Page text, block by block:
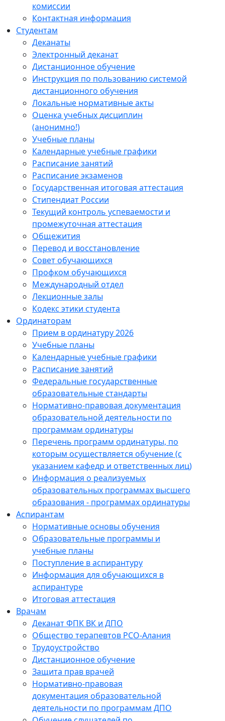
комиссии
Контактная информация
Студентам
Деканаты
Электронный деканат
Дистанционное обучение
Инструкция по пользованию системой
дистанционного обучения
Локальные нормативные акты
Оценка учебных дисциплин
(анонимно!)
Учебные планы
Календарные учебные графики
Расписание занятий
Расписание экзаменов
Государственная итоговая аттестация
Стипендиат России
Текущий контроль успеваемости и
промежуточная аттестация
Общежития
Перевод и восстановление
Совет обучающихся
Профком обучающихся
Международный отдел
Лекционные залы
Кодекс этики студента
Ординаторам
Прием в ординатуру 2026
Учебные планы
Календарные учебные графики
Расписание занятий
Федеральные государственные
образовательные стандарты
Нормативно-правовая документация
образовательной деятельности по
программам ординатуры
Перечень программ ординатуры, по
которым осуществляется обучение (с
указанием кафедр и ответственных лиц)
Информация о реализуемых
образовательных программах высшего
образования - программах ординатуры
Аспирантам
Нормативные основы обучения
Образовательные программы и
учебные планы
Поступление в аспирантуру
Информация для обучающихся в
аспирантуре
Итоговая аттестация
Врачам
Деканат ФПК ВК и ДПО
Общество терапевтов РСО-Алания
Трудоустройство
Дистанционное обучение
Защита прав врачей
Нормативно-правовая
документация образовательной
деятельности по программам ДПО